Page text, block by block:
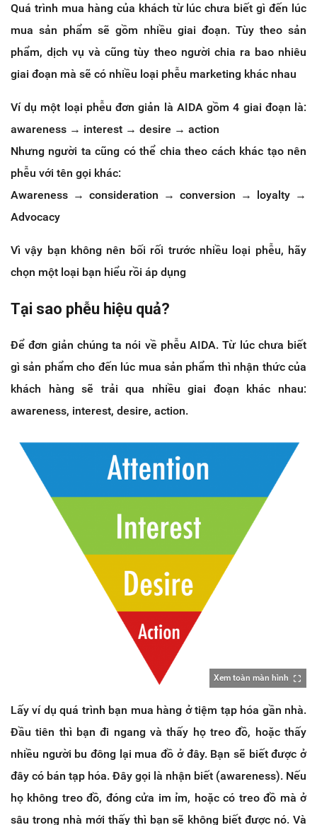
Quá trình mua hàng của khách từ lúc chưa biết gì đến lúc
mua sản phẩm sẽ gồm nhiều giai đoạn. Tùy theo sản
phẩm, dịch vụ và cũng tùy theo người chia ra bao nhiêu
giai đoạn mà sẽ có nhiều loại phễu marketing khác nhau
Ví dụ một loại phễu đơn giản là AIDA gồm 4 giai đoạn là:
awareness → interest → desire → action
Nhưng người ta cũng có thể chia theo cách khác tạo nên
phễu với tên gọi khác:
Awareness → consideration → conversion → loyalty →
Advocacy
Vì vậy bạn không nên bối rối trước nhiều loại phễu, hãy
chọn một loại bạn hiểu rồi áp dụng
Tại sao phễu hiệu quả?
Để đơn giản chúng ta nói về phễu AIDA. Từ lúc chưa biết
gì sản phẩm cho đến lúc mua sản phẩm thì nhận thức của
khách hàng sẽ trải qua nhiều giai đoạn khác nhau:
awareness, interest, desire, action.
Xem toàn màn hình
Lấy ví dụ quá trình bạn mua hàng ở tiệm tạp hóa gần nhà.
Đầu tiên thì bạn đi ngang và thấy họ treo đồ, hoặc thấy
nhiều người bu đông lại mua đồ ở đây. Bạn sẽ biết được ở
đây có bán tạp hóa. Đây gọi là nhận biết (awareness). Nếu
họ không treo đồ, đóng cửa im ỉm, hoặc có treo đồ mà ở
sâu trong nhà mới thấy thì bạn sẽ không biết được nó. Và